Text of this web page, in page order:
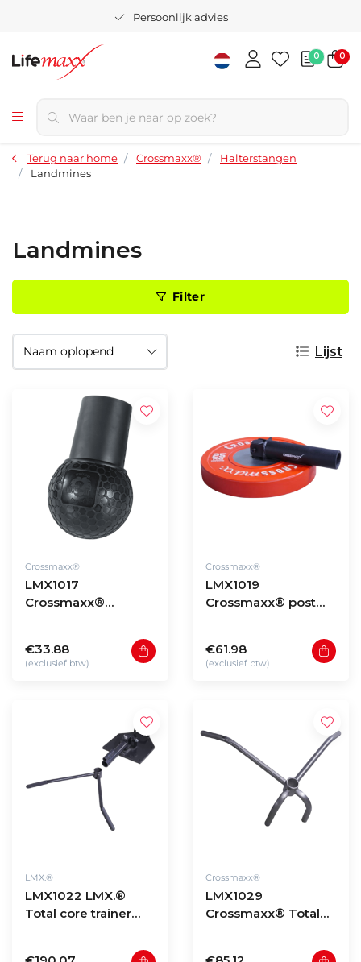
Persoonlijk advies
0 0
Terug naar home Crossmaxx®
Halterstangen
Landmines
Landmines
Filter
Lijst
Crossmaxx®
LMX1017
Crossmaxx®
€33.88
(exclusief btw)
Crossmaxx®
LMX1019
Crossmaxx® post
€61.98
(exclusief btw)
LMX.®
LMX1022 LMX.®
Total core trainer
50mm bars (black)
Crossmaxx®
LMX1029
Crossmaxx® Total